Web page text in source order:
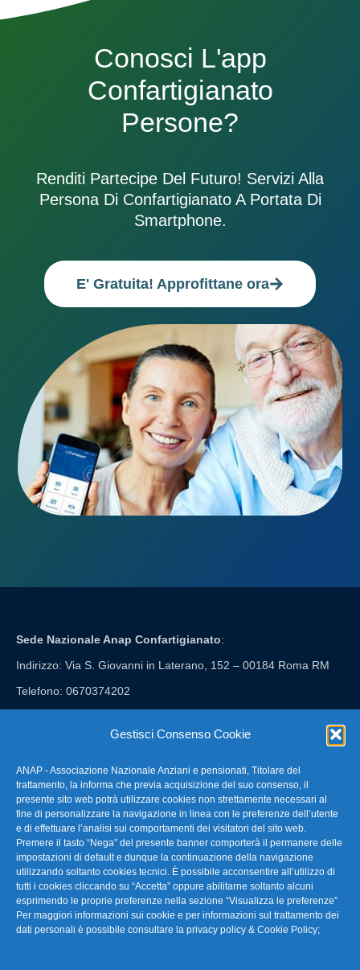
Gestisci Consenso Cookie
ANAP - Associazione Nazionale Anziani e pensionati, Titolare del
trattamento, la informa che previa acquisizione del suo consenso, il
presente sito web potrà utilizzare cookies non strettamente necessari al
fine di personalizzare la navigazione in linea con le preferenze dell’utente
e di effettuare l’analisi sui comportamenti dei visitatori del sito web.
Premere il tasto “Nega” del presente banner comporterà il permanere delle
impostazioni di default e dunque la continuazione della navigazione
utilizzando soltanto cookies tecnici. È possibile acconsentire all’utilizzo di
tutti i cookies cliccando su “Accetta” oppure abilitarne soltanto alcuni
esprimendo le proprie preferenze nella sezione “Visualizza le preferenze”
Per maggiori informazioni sui cookie e per informazioni sul trattamento dei
dati personali è possibile consultare la privacy policy & Cookie Policy;
Conosci L'app
Confartigianato
Persone?
Renditi Partecipe Del Futuro! Servizi Alla
Persona Di Confartigianato A Portata Di
Smartphone.
E' Gratuita! Approfittane ora
Sede Nazionale Anap Confartigianato:
Indirizzo: Via S. Giovanni in Laterano, 152 – 00184 Roma RM
Telefono: 0670374202
FAQ – Domande Frequenti
La nostra Newsletter
Link Utili
TG Confartigianato
Privacy & Cookie Policy